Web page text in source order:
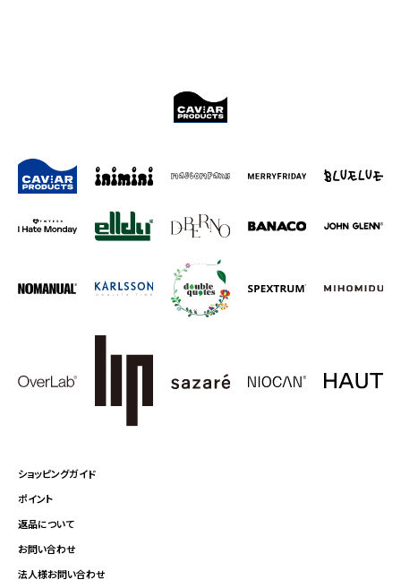
ショッピングガイド
ポイント
返品について
お問い合わせ
法人様お問い合わせ